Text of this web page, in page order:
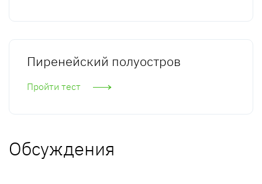
Пиренейский полуостров
Пройти тест
Обсуждения